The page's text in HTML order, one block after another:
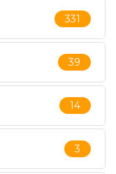
331
39
14
3